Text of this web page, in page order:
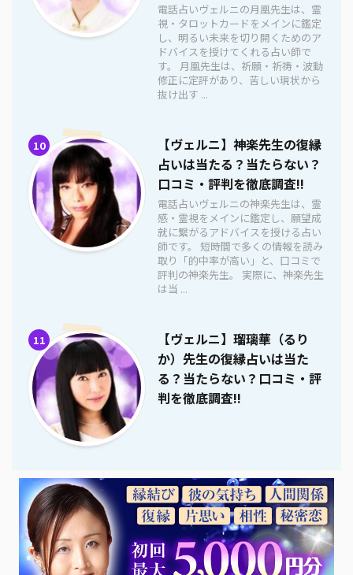
電話占いヴェルニの月凰先生は、霊
視・タロットカードをメインに鑑定
し、明るい未来を切り開くためのア
ドバイスを授けてくれる占い師で
す。 月凰先生は、祈願・祈祷・波動
修正に定評があり、苦しい現状から
抜け出す ...
10
【ヴェルニ】神楽先生の復縁
占いは当たる？当たらない？
口コミ・評判を徹底調査!!
電話占いヴェルニの神楽先生は、霊
感・霊視をメインに鑑定し、願望成
就に繋がるアドバイスを授ける占い
師です。 短時間で多くの情報を読み
取り「的中率が高い」と、口コミで
評判の神楽先生。 実際に、神楽先生
は当 ...
11
【ヴェルニ】瑠璃華（るり
か）先生の復縁占いは当た
る？当たらない？口コミ・評
判を徹底調査!!